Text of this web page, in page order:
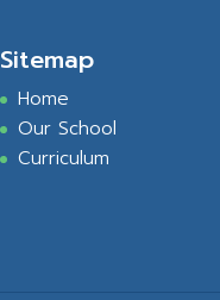
Sitemap
Home
Our School
Curriculum